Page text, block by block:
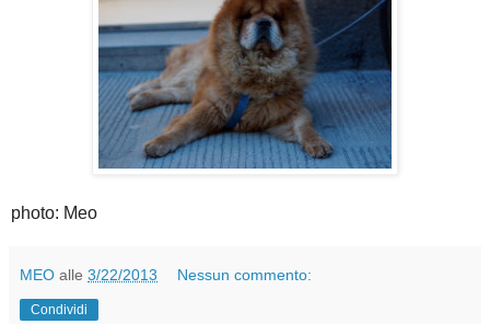
photo: Meo
MEO alle 3/22/2013 Nessun commento:
Condividi